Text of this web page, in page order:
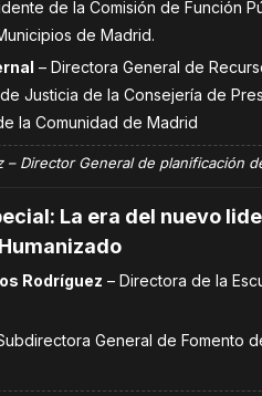
de la Comisión de Función
de Madrid.
– Directora General de
Justicia de la Consejería de
la Comunidad de Madrid
Director General de planificación
La era del nuevo
Rodríguez – Directora de la
General de Fomento